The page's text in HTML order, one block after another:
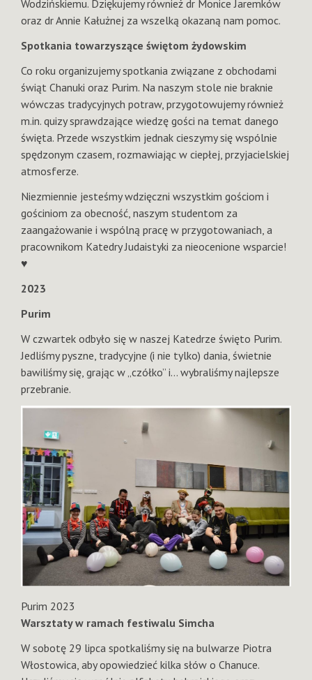
Wodzińskiemu. Dziękujemy również dr Monice Jaremków
oraz dr Annie Kałużnej za wszelką okazaną nam pomoc.
Spotkania towarzyszące świętom żydowskim
Co roku organizujemy spotkania związane z obchodami
świąt Chanuki oraz Purim. Na naszym stole nie braknie
wówczas tradycyjnych potraw, przygotowujemy również
m.in. quizy sprawdzające wiedzę gości na temat danego
święta. Przede wszystkim jednak cieszymy się wspólnie
spędzonym czasem, rozmawiając w ciepłej, przyjacielskiej
atmosferze.
Niezmiennie jesteśmy wdzięczni wszystkim gościom i
gościniom za obecność, naszym studentom za
zaangażowanie i wspólną pracę w przygotowaniach, a
pracownikom Katedry Judaistyki za nieocenione wsparcie!
♥️
2023
Purim
W czwartek odbyło się w naszej Katedrze święto Purim.
Jedliśmy pyszne, tradycyjne (i nie tylko) dania, świetnie
bawiliśmy się, grając w „czółko” i… wybraliśmy najlepsze
przebranie.
Purim 2023
Warsztaty w ramach festiwalu Simcha
W sobotę 29 lipca spotkaliśmy się na bulwarze Piotra
Włostowica, aby opowiedzieć kilka słów o Chanuce.